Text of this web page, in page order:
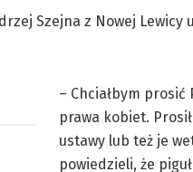
Szejna z Nowej
– Chciałbym
prawa kobiet.
ustawy lub też je
powiedzieli, że